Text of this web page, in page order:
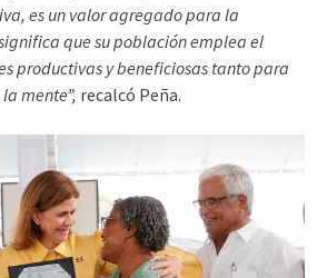
es un valor agregado para la
que su población emplea el
productivas y beneficiosas tanto para
mente”, recalcó Peña.